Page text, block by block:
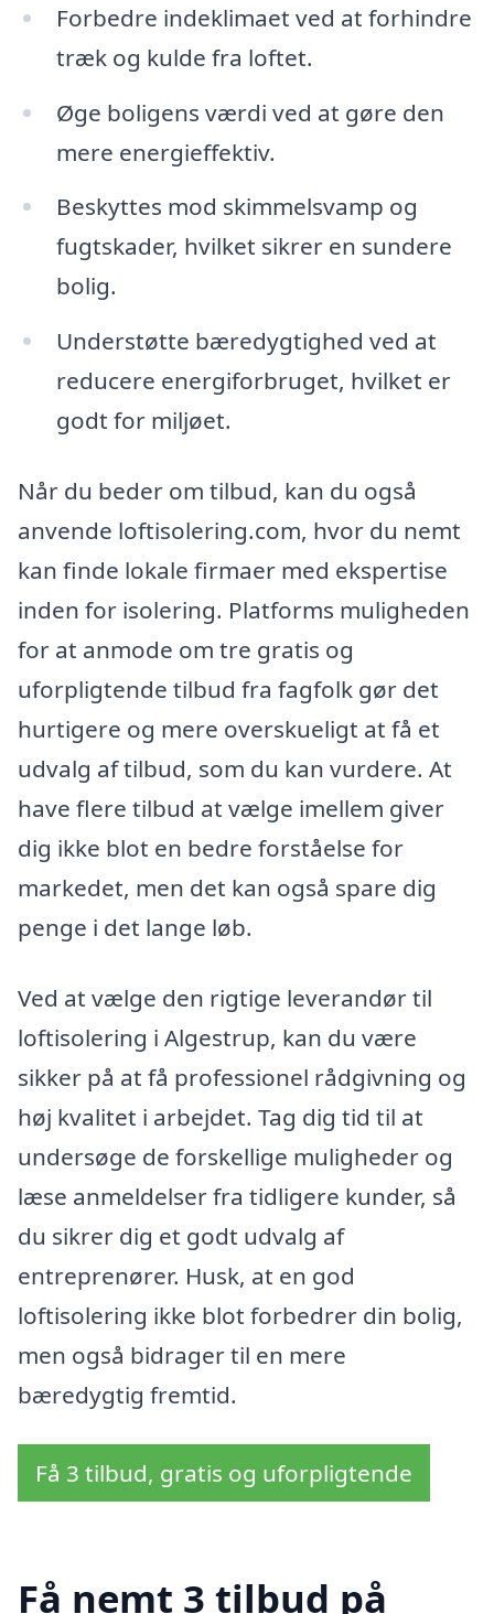
Forbedre indeklimaet ved at forhindre
træk og kulde fra loftet.
Øge boligens værdi ved at gøre den
mere energieffektiv.
Beskyttes mod skimmelsvamp og
fugtskader, hvilket sikrer en sundere
bolig.
Understøtte bæredygtighed ved at
reducere energiforbruget, hvilket er
godt for miljøet.
Når du beder om tilbud, kan du også
anvende loftisolering.com, hvor du nemt
kan finde lokale firmaer med ekspertise
inden for isolering. Platforms muligheden
for at anmode om tre gratis og
uforpligtende tilbud fra fagfolk gør det
hurtigere og mere overskueligt at få et
udvalg af tilbud, som du kan vurdere. At
have flere tilbud at vælge imellem giver
dig ikke blot en bedre forståelse for
markedet, men det kan også spare dig
penge i det lange løb.
Ved at vælge den rigtige leverandør til
loftisolering i Algestrup, kan du være
sikker på at få professionel rådgivning og
høj kvalitet i arbejdet. Tag dig tid til at
undersøge de forskellige muligheder og
læse anmeldelser fra tidligere kunder, så
du sikrer dig et godt udvalg af
entreprenører. Husk, at en god
loftisolering ikke blot forbedrer din bolig,
men også bidrager til en mere
bæredygtig fremtid.
Få 3 tilbud, gratis og uforpligtende
Få nemt 3 tilbud på